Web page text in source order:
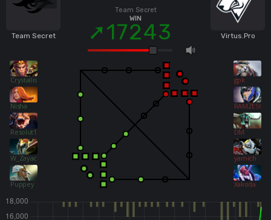
Team Secret
Crystallis
Nisha
Resolut1on
W_Zayac
Puppey
Team Secret
WIN
17243
gpk
RAMZES666
DM
yamich
Xakoda
Virtus.Pro